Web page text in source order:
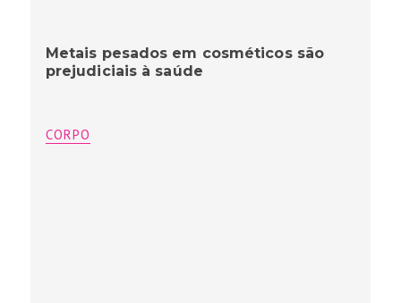
Metais pesados em cosméticos são
prejudiciais à saúde
CORPO